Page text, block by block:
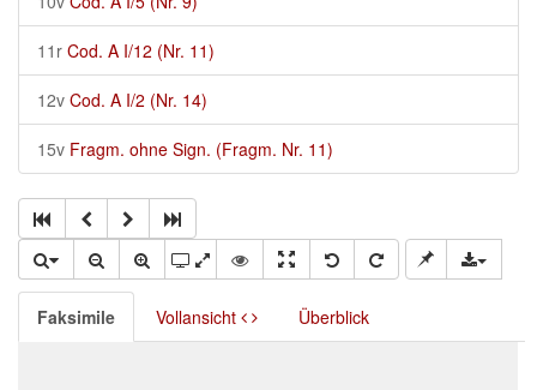
11r Cod. A I/12 (Nr. 11)
12v Cod. A I/2 (Nr. 14)
15v Fragm. ohne Sign. (Fragm. Nr. 11)
Faksimile Vollansicht Überblick